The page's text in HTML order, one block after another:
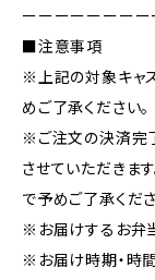
ーーーーーーー
■注意事項
※上記の対象キャ
めご了承ください。
※ご注文の決済完
させていただきま
で予めご了承くださ
※お届けするお弁
※お届け時期・時